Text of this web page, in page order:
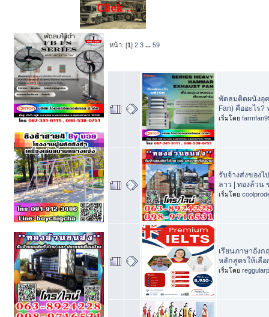
หน้า: [1]2 3 ...59
พัดลมติดผนังอุ
Fan) คืออะไร
เริ่มโดย
รับจ้างส่งของ
ลาว | ทองล้วน
เริ่มโดย
เรียนภาษาอัง
หลักสูตรให้เลือ
เริ่มโดย